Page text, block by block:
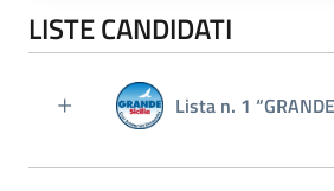
LISTE CANDIDATI
Lista n. 1